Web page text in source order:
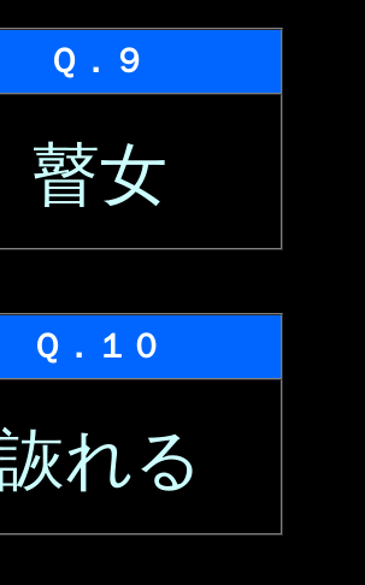
Ｑ．９
瞽女
Ｑ．１０
れる